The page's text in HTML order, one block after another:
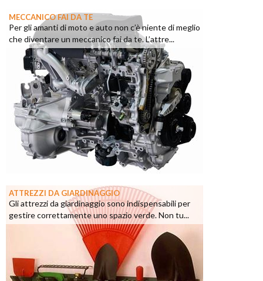
MECCANICO FAI DA TE
Per gli amanti di moto e auto non c’è niente di meglio
che diventare un meccanico fai da te. L’attre...
ATTREZZI DA GIARDINAGGIO
Gli attrezzi da giardinaggio sono indispensabili per
gestire correttamente uno spazio verde. Non tu...